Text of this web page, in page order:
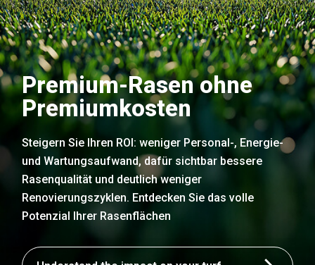
Premium-Rasen ohne
Premiumkosten
Steigern Sie Ihren ROI: weniger Personal-, Energie-
und Wartungsaufwand, dafür sichtbar bessere
Rasenqualität und deutlich weniger
Renovierungszyklen. Entdecken Sie das volle
Potenzial Ihrer Rasenflächen